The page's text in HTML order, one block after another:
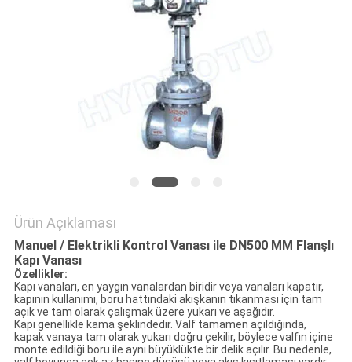
Ürün Açıklaması
Manuel / Elektrikli Kontrol Vanası ile DN500 MM Flanşlı
Kapı Vanası
Özellikler:
Kapı vanaları, en yaygın vanalardan biridir veya vanaları kapatır,
kapının kullanımı, boru hattındaki akışkanın tıkanması için tam
açık ve tam olarak çalışmak üzere yukarı ve aşağıdır.
Kapı genellikle kama şeklindedir. Valf tamamen açıldığında,
kapak vanaya tam olarak yukarı doğru çekilir, böylece valfın içine
monte edildiği boru ile aynı büyüklükte bir delik açılır. Bu nedenle,